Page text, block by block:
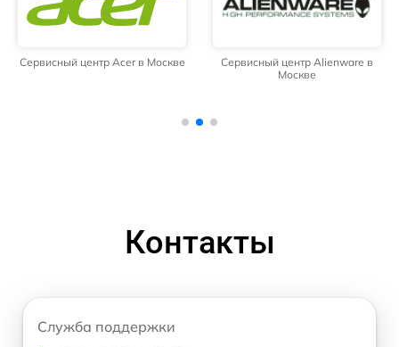
Сервисный центр Acer в Москве
Сервисный центр Alienware в
Москве
Контакты
Служба поддержки